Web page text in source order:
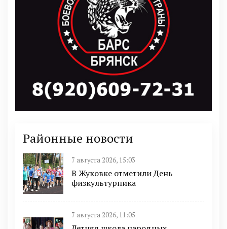
Районные новости
7 августа 2026, 15:03
В Жуковке отметили День
физкультурника
7 августа 2026, 11:05